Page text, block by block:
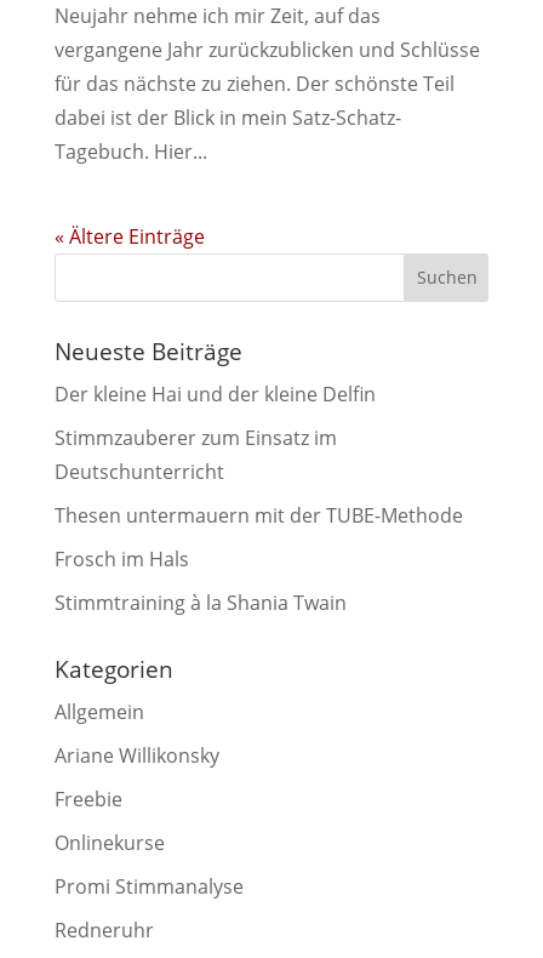
Neujahr nehme ich mir Zeit, auf das
vergangene Jahr zurückzublicken und Schlüsse
für das nächste zu ziehen. Der schönste Teil
dabei ist der Blick in mein Satz-Schatz-
Tagebuch. Hier...
« Ältere Einträge
Neueste Beiträge
Der kleine Hai und der kleine Delfin
Stimmzauberer zum Einsatz im
Deutschunterricht
Thesen untermauern mit der TUBE-Methode
Frosch im Hals
Stimmtraining à la Shania Twain
Kategorien
Allgemein
Ariane Willikonsky
Freebie
Onlinekurse
Promi Stimmanalyse
Redneruhr